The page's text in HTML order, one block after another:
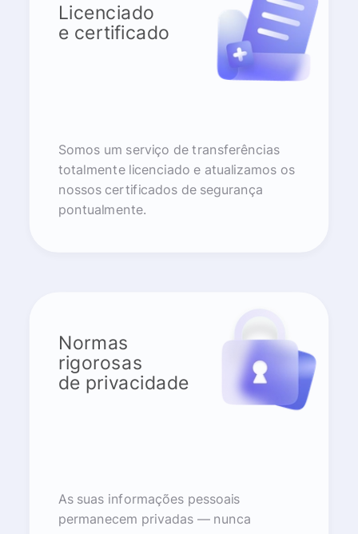
Licenciado
e certificado
Somos um serviço de transferências
totalmente licenciado e atualizamos os
nossos certificados de segurança
pontualmente.
Normas
rigorosas
de privacidade
As suas informações pessoais
permanecem privadas — nunca